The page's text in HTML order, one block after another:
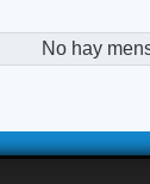
No hay